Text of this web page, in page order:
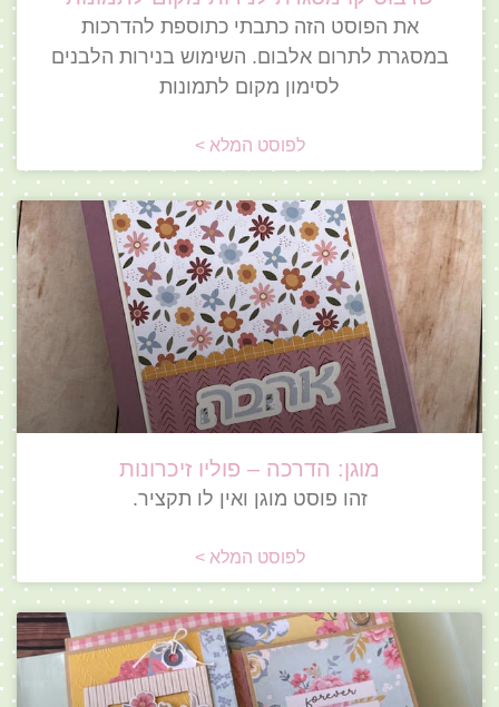
את הפוסט הזה כתבתי כתוספת להדרכות
במסגרת לתרום אלבום. השימוש בנירות הלבנים
לסימון מקום לתמונות
לפוסט המלא >
מוגן: הדרכה – פוליו זיכרונות
זהו פוסט מוגן ואין לו תקציר.
לפוסט המלא >